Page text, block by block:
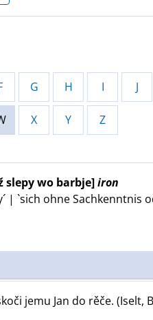
G H I J
X Y Z
slepy wo barbje]iron
| `sich ohne Sachkenntnis
jemu Jan do rěče. (Iselt,